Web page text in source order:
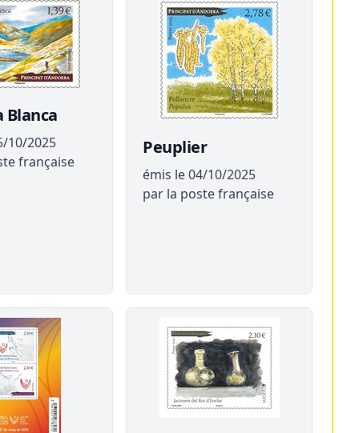
Blanca
10/2025
française
Peuplier
émis le 04/10/2025
par la poste française